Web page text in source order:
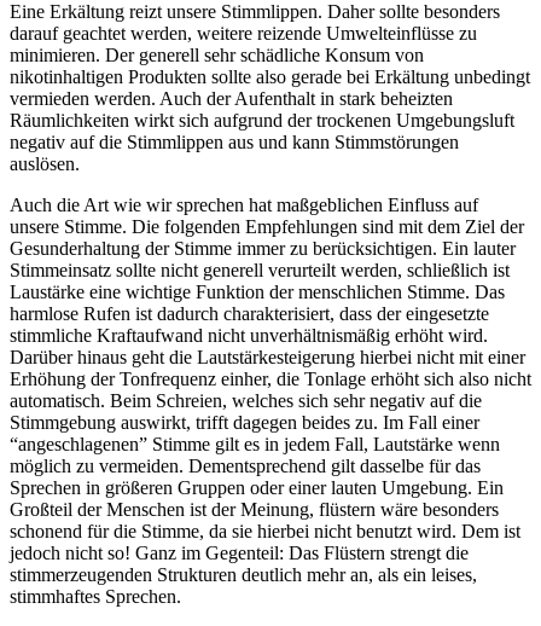
Eine Erkältung reizt unsere Stimmlippen. Daher sollte besonders
darauf geachtet werden, weitere reizende Umwelteinflüsse zu
minimieren. Der generell sehr schädliche Konsum von
nikotinhaltigen Produkten sollte also gerade bei Erkältung unbedingt
vermieden werden. Auch der Aufenthalt in stark beheizten
Räumlichkeiten wirkt sich aufgrund der trockenen Umgebungsluft
negativ auf die Stimmlippen aus und kann Stimmstörungen
auslösen.
Auch die Art wie wir sprechen hat maßgeblichen Einfluss auf
unsere Stimme. Die folgenden Empfehlungen sind mit dem Ziel der
Gesunderhaltung der Stimme immer zu berücksichtigen. Ein lauter
Stimmeinsatz sollte nicht generell verurteilt werden, schließlich ist
Laustärke eine wichtige Funktion der menschlichen Stimme. Das
harmlose Rufen ist dadurch charakterisiert, dass der eingesetzte
stimmliche Kraftaufwand nicht unverhältnismäßig erhöht wird.
Darüber hinaus geht die Lautstärkesteigerung hierbei nicht mit einer
Erhöhung der Tonfrequenz einher, die Tonlage erhöht sich also nicht
automatisch. Beim Schreien, welches sich sehr negativ auf die
Stimmgebung auswirkt, trifft dagegen beides zu. Im Fall einer
“angeschlagenen” Stimme gilt es in jedem Fall, Lautstärke wenn
möglich zu vermeiden. Dementsprechend gilt dasselbe für das
Sprechen in größeren Gruppen oder einer lauten Umgebung. Ein
Großteil der Menschen ist der Meinung, flüstern wäre besonders
schonend für die Stimme, da sie hierbei nicht benutzt wird. Dem ist
jedoch nicht so! Ganz im Gegenteil: Das Flüstern strengt die
stimmerzeugenden Strukturen deutlich mehr an, als ein leises,
stimmhaftes Sprechen.